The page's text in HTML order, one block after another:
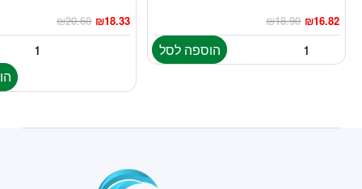
₪18.90 ₪16.82
הוספה לסל
₪20.60 ₪18.33